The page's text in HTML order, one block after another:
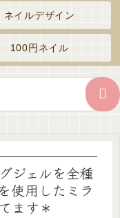
ネイルデザイン
100円ネイル
ジェルを全種
使用したミラ
ます＊